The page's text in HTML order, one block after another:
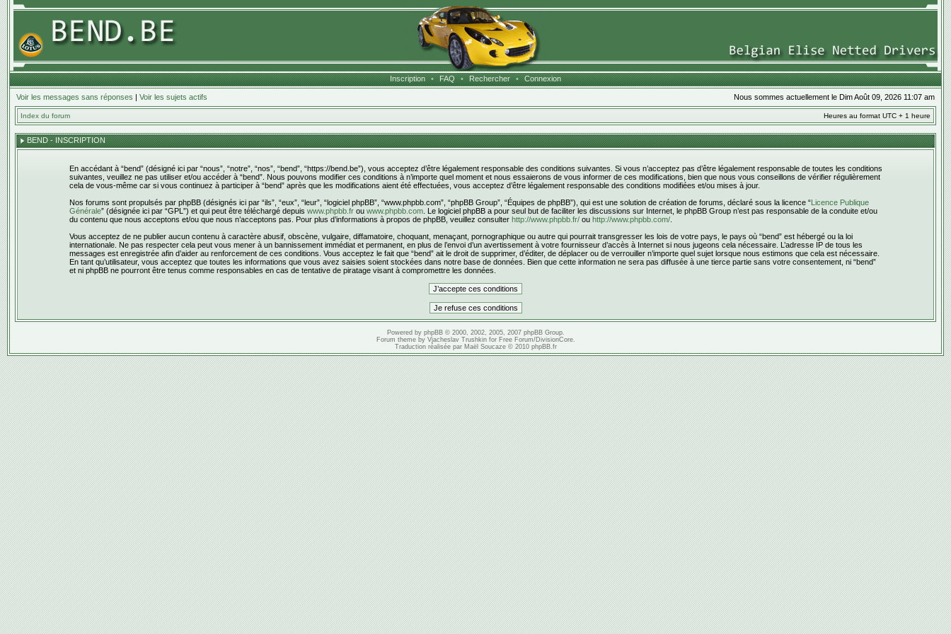
Inscription • FAQ • Rechercher • Connexion
Voir les messages sans réponses | Voir les sujets actifs Nous sommes actuellement le Dim Août 09, 2026 11:07 am
Index du forum Heures au format UTC + 1 heure
BEND - INSCRIPTION
En accédant à “bend” (désigné ici par “nous”, “notre”, “nos”, “bend”, “https://bend.be”), vous acceptez d’être légalement responsable des conditions suivantes. Si vous n’acceptez pas d’être légalement responsable de toutes les conditions
suivantes, veuillez ne pas utiliser et/ou accéder à “bend”. Nous pouvons modifier ces conditions à n’importe quel moment et nous essaierons de vous informer de ces modifications, bien que nous vous conseillons de vérifier régulièrement
cela de vous-même car si vous continuez à participer à “bend” après que les modifications aient été effectuées, vous acceptez d’être légalement responsable des conditions modifiées et/ou mises à jour.
Nos forums sont propulsés par phpBB (désignés ici par “ils”, “eux”, “leur”, “logiciel phpBB”, “www.phpbb.com”, “phpBB Group”, “Équipes de phpBB”), qui est une solution de création de forums, déclaré sous la licence “Licence Publique
Générale” (désignée ici par “GPL”) et qui peut être téléchargé depuis www.phpbb.frou www.phpbb.com. Le logiciel phpBB a pour seul but de faciliter les discussions sur Internet, le phpBB Group n’est pas responsable de la conduite et/ou
du contenu que nous acceptons et/ou que nous n’acceptons pas. Pour plus d’informations à propos de phpBB, veuillez consulter http://www.phpbb.fr/ou http://www.phpbb.com/.
Vous acceptez de ne publier aucun contenu à caractère abusif, obscène, vulgaire, diffamatoire, choquant, menaçant, pornographique ou autre qui pourrait transgresser les lois de votre pays, le pays où “bend” est hébergé ou la loi
internationale. Ne pas respecter cela peut vous mener à un bannissement immédiat et permanent, en plus de l’envoi d’un avertissement à votre fournisseur d’accès à Internet si nous jugeons cela nécessaire. L’adresse IP de tous les
messages est enregistrée afin d’aider au renforcement de ces conditions. Vous acceptez le fait que “bend” ait le droit de supprimer, d’éditer, de déplacer ou de verrouiller n’importe quel sujet lorsque nous estimons que cela est nécessaire.
En tant qu’utilisateur, vous acceptez que toutes les informations que vous avez saisies soient stockées dans notre base de données. Bien que cette information ne sera pas diffusée à une tierce partie sans votre consentement, ni “bend”
et ni phpBB ne pourront être tenus comme responsables en cas de tentative de piratage visant à compromettre les données.
Powered by phpBB© 2000, 2002, 2005, 2007 phpBB Group.
Forum theme by Vjacheslav Trushkinfor Free Forum/DivisionCore.
Traduction réalisée par Maël Soucaze© 2010 phpBB.fr